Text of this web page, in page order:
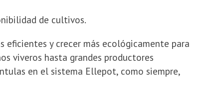
de cultivos.
eficientes y crecer más ecológicamente para
viveros hasta grandes productores
en el sistema Ellepot, como siempre,